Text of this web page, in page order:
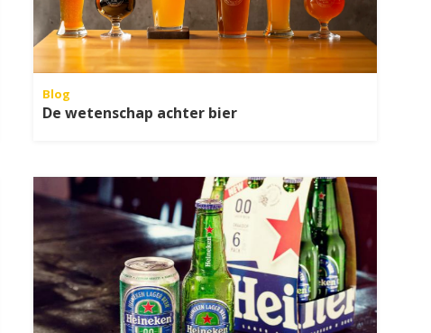
Blog
De wetenschap achter bier